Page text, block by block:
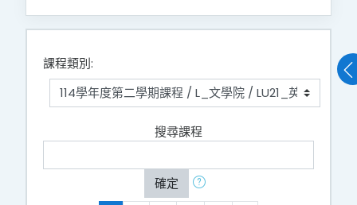
課程類別:
搜尋課程
確定